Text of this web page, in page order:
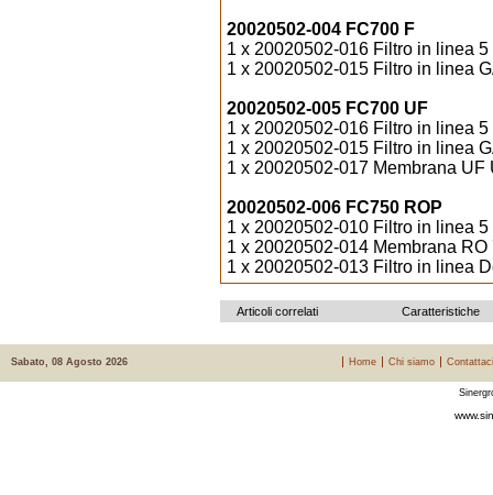
20020502-004 FC700 F
1 x 20020502-016 Filtro in linea
1 x 20020502-015 Filtro in linea
20020502-005 FC700 UF
1 x 20020502-016 Filtro in linea
1 x 20020502-015 Filtro in linea
1 x 20020502-017 Membrana UF
20020502-006 FC750 ROP
1 x 20020502-010 Filtro in linea
1 x 20020502-014 Membrana
1 x 20020502-013 Filtro in linea
Articoli correlati Caratteristiche
Sabato, 08 Agosto 2026 Home Chi siamo Contattaci